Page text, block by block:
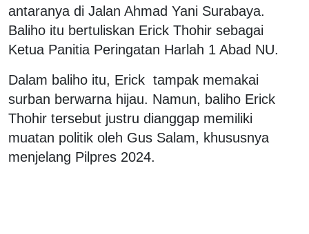
antaranya di Jalan Ahmad Yani Surabaya.
Baliho itu bertuliskan Erick Thohir sebagai
Ketua Panitia Peringatan Harlah 1 Abad NU.
Dalam baliho itu, Erick tampak memakai
surban berwarna hijau. Namun, baliho Erick
Thohir tersebut justru dianggap memiliki
muatan politik oleh Gus Salam, khususnya
menjelang Pilpres 2024.